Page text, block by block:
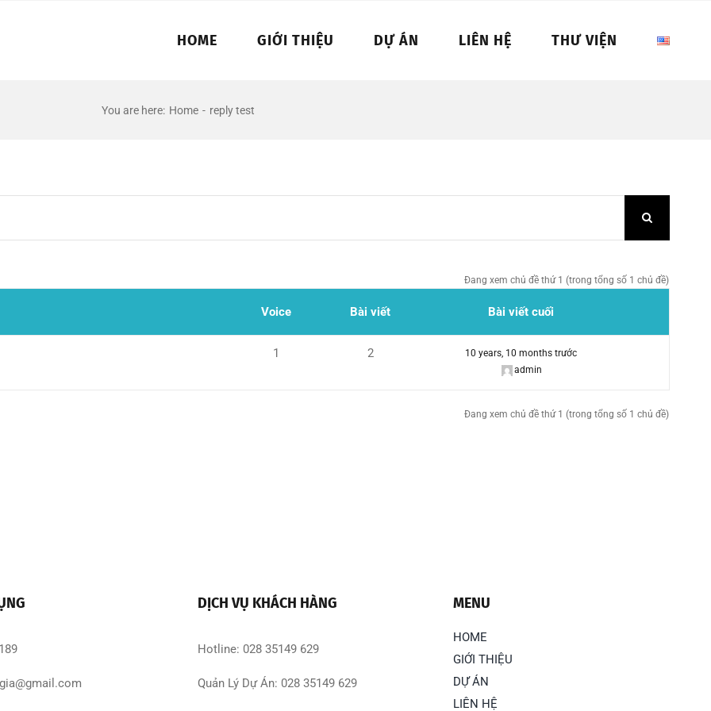
HOME GIỚI THIỆU DỰ ÁN LIÊN HỆ THƯ VIỆN
You are here: Home - reply test
Đang xem chủ đề thứ 1 (trong tổng số 1 chủ đề)
Voice Bài viết Bài viết cuối
1 2
10 years, 10 months trước
admin
Đang xem chủ đề thứ 1 (trong tổng số 1 chủ đề)
DỊCH VỤ KHÁCH HÀNG
Hotline: 028 35149 629
Quản Lý Dự Án: 028 35149 629
MENU
HOME
GIỚI THIỆU
DỰ ÁN
LIÊN HỆ